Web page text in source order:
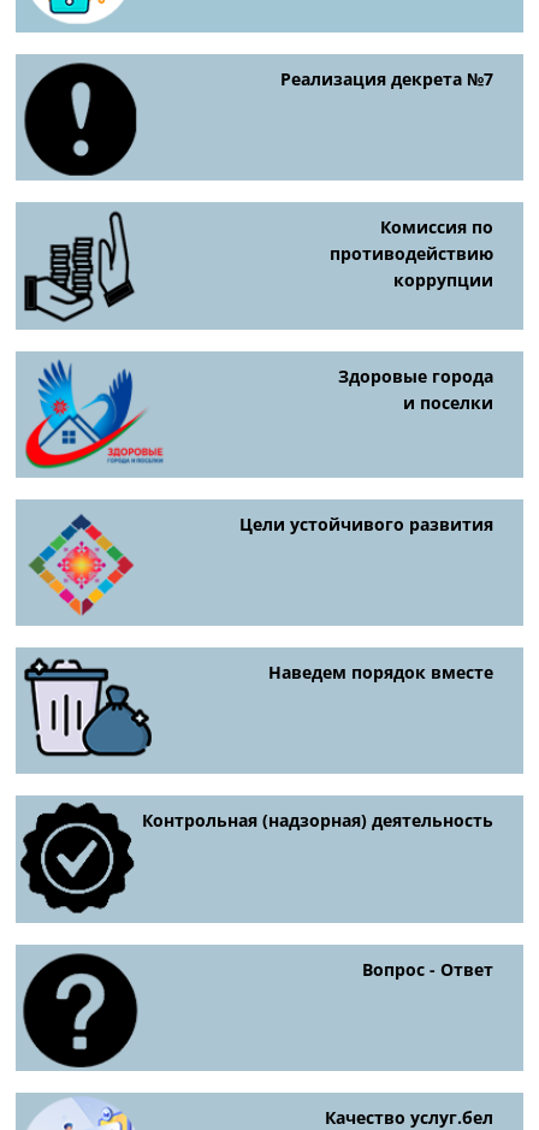
Реализация декрета №7
Комиссия по
противодействию
коррупции
Здоровые города
и поселки
Цели устойчивого развития
Наведем порядок вместе
Контрольная (надзорная) деятельность
Вопрос - Ответ
Качество услуг.бел